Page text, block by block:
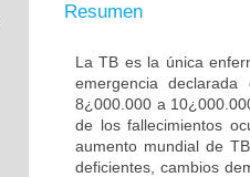
Resumen
La TB es la única
emergencia
8¿000.000 a
de los fallecimientos
aumento mundial de
deficientes, cambios